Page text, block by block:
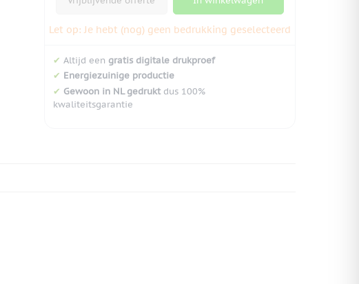
Let op: Je hebt (nog) geen bedrukking geselecteerd
✔ Altijd een gratis digitale drukproef
✔ Energiezuinige productie
✔ Gewoon in NL gedruktdus 100%
kwaliteitsgarantie